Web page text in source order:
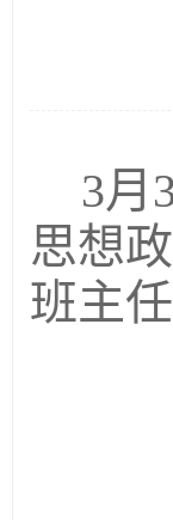
3月
思想
班主